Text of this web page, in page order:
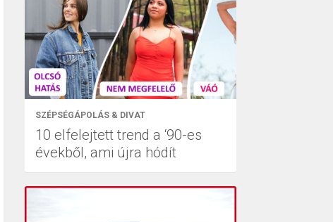
SZÉPSÉGÁPOLÁS & DIVAT
10 elfelejtett trend a ‘90-es
évekből, ami újra hódít